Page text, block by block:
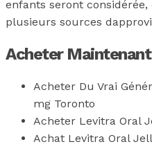
enfants seront
plusieurs sources
Acheter
Acheter Du Vrai
mg Toronto
Acheter Levitra Oral
Achat Levitra Oral